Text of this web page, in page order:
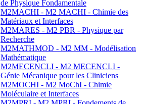
de Physique Fondamentale
M2MACHI - M2 MACHI - Chimie des
Matériaux et Interfaces
M2MARES - M2 PBR - Physique par
Recherche
M2MATHMOD - M2 MM - Modélisation
Mathématique
M2MECENCLI - M2 MECENCLI -
Génie Mécanique pour les Cliniciens
M2MOCHI - M2 MoChI - Chimie
Moléculaire et Interfaces